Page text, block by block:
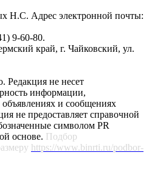
Н.С. Адрес электронной почты:
9-60-80.
край, г. Чайковский, ул.
Редакция не несет
информации,
и сообщениях
не предоставляет справочной
символом PR
основе. Подбор
https://www.binrti.ru/podbor-